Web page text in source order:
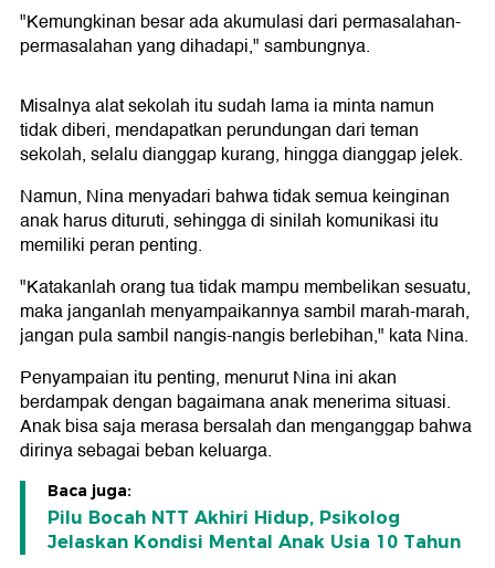
"Kemungkinan besar ada akumulasi dari permasalahan-
permasalahan yang dihadapi," sambungnya.
Misalnya alat sekolah itu sudah lama ia minta namun
tidak diberi, mendapatkan perundungan dari teman
sekolah, selalu dianggap kurang, hingga dianggap jelek.
Namun, Nina menyadari bahwa tidak semua keinginan
anak harus dituruti, sehingga di sinilah komunikasi itu
memiliki peran penting.
"Katakanlah orang tua tidak mampu membelikan sesuatu,
maka janganlah menyampaikannya sambil marah-marah,
jangan pula sambil nangis-nangis berlebihan," kata Nina.
Penyampaian itu penting, menurut Nina ini akan
berdampak dengan bagaimana anak menerima situasi.
Anak bisa saja merasa bersalah dan menganggap bahwa
dirinya sebagai beban keluarga.
Baca juga:
Pilu Bocah NTT Akhiri Hidup, Psikolog
Jelaskan Kondisi Mental Anak Usia 10 Tahun